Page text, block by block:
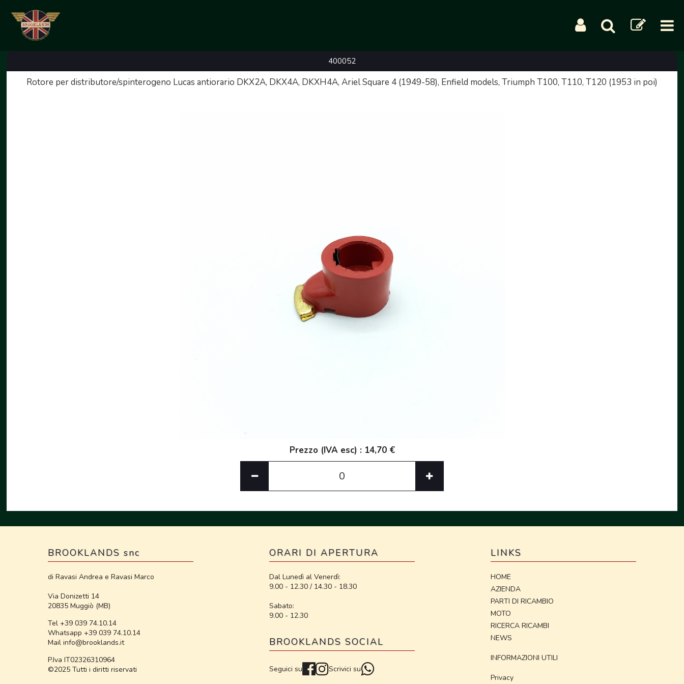
400052
Rotore per distributore/spinterogeno Lucas antiorario DKX2A, DKX4A, DKXH4A, Ariel Square 4 (1949-58), Enfield models, Triumph T100, T110, T120 (1953 in poi)
Prezzo (IVA esc) : 14,70 €
BROOKLANDS snc
di Ravasi Andrea e Ravasi Marco
Via Donizetti 14
20835 Muggiò (MB)
Tel +39 039 74.10.14
Whatsapp +39 039 74.10.14
Mail info@brooklands.it
P.Iva IT02326310964
©2025 Tutti i diritti riservati
ORARI DI APERTURA
Dal Lunedì al Venerdì:
9.00 - 12.30 / 14.30 - 18.30
Sabato:
9.00 - 12.30
BROOKLANDS SOCIAL
Seguici su Scrivici su
LINKS
HOME
AZIENDA
PARTI DI RICAMBIO
MOTO
RICERCA RICAMBI
NEWS
INFORMAZIONI UTILI
Privacy